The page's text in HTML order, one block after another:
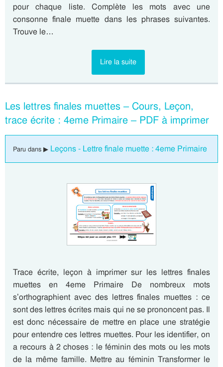
pour chaque liste. Complète les mots avec une
consonne finale muette dans les phrases suivantes.
Trouve le…
Lire la suite
Les lettres finales muettes – Cours, Leçon,
trace écrite : 4eme Primaire – PDF à imprimer
Paru dans ▶ Leçons - Lettre finale muette : 4eme Primaire
Trace écrite, leçon à imprimer sur les lettres finales
muettes en 4eme Primaire De nombreux mots
s’orthographient avec des lettres finales muettes : ce
sont des lettres écrites mais qui ne se prononcent pas. Il
est donc nécessaire de mettre en place une stratégie
pour entendre ces lettres muettes. Pour les identifier, on
a recours à 2 choses : le féminin des mots ou les mots
de la même famille. Mettre au féminin Transformer le